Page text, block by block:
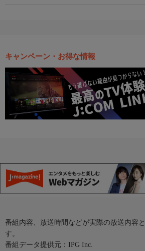
キャンペーン・お得な情報
番組内容、放送時間などが実際の放送内容
す。
番組データ提供元：IPG Inc.